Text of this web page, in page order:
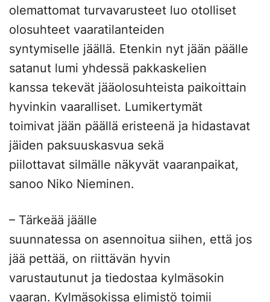
olemattomat turvavarusteet luo otolliset
olosuhteet vaaratilanteiden
syntymiselle jäällä. Etenkin nyt jään päälle
satanut lumi yhdessä pakkaskelien
kanssa tekevät jääolosuhteista paikoittain
hyvinkin vaaralliset. Lumikertymät
toimivat jään päällä eristeenä ja hidastavat
jäiden paksuuskasvua sekä
piilottavat silmälle näkyvät vaaranpaikat,
sanoo Niko Nieminen.
– Tärkeää jäälle
suunnatessa on asennoitua siihen, että jos
jää pettää, on riittävän hyvin
varustautunut ja tiedostaa kylmäsokin
vaaran. Kylmäsokissa elimistö toimii